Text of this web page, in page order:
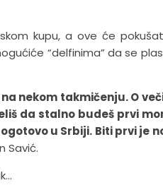
kupu, a ove će
“delfinima” da se
nekom takmičenju. O
da stalno budeš prvi
u Srbiji. Biti prvi je
Savić.